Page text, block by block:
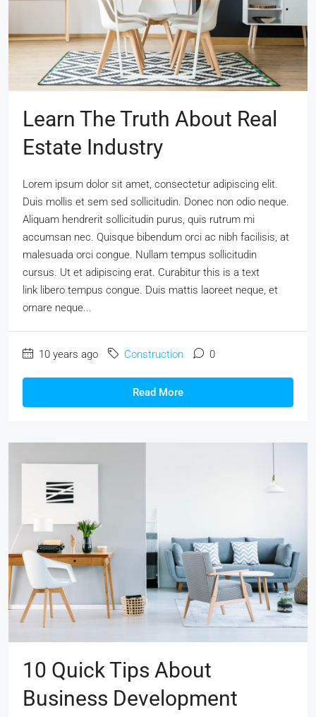
Learn The Truth About Real
Estate Industry
Lorem ipsum dolor sit amet, consectetur adipiscing elit.
Duis mollis et sem sed sollicitudin. Donec non odio neque.
Aliquam hendrerit sollicitudin purus, quis rutrum mi
accumsan nec. Quisque bibendum orci ac nibh facilisis, at
malesuada orci congue. Nullam tempus sollicitudin
cursus. Ut et adipiscing erat. Curabitur this is a text
link libero tempus congue. Duis mattis laoreet neque, et
ornare neque...
10 years ago Construction 0
Read More
10 Quick Tips About
Business Development